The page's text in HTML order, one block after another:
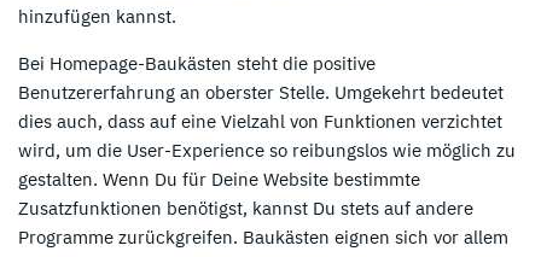
hinzufügen kannst.
Bei Homepage-Baukästen steht die positive
Benutzererfahrung an oberster Stelle. Umgekehrt bedeutet
dies auch, dass auf eine Vielzahl von Funktionen verzichtet
wird, um die User-Experience so reibungslos wie möglich zu
gestalten. Wenn Du für Deine Website bestimmte
Zusatzfunktionen benötigst, kannst Du stets auf andere
Programme zurückgreifen. Baukästen eignen sich vor allem